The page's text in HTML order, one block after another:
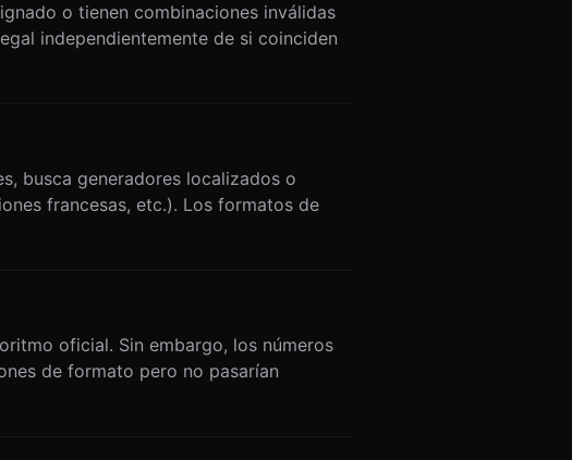
o tienen combinaciones inválidas
independientemente de si coinciden
busca generadores localizados o
francesas, etc.). Los formatos de
oficial. Sin embargo, los números
de formato pero no pasarían